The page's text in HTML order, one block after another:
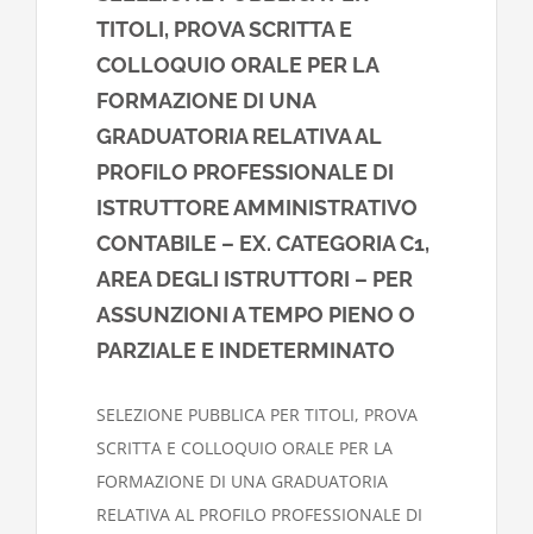
TITOLI, PROVA SCRITTA E
COLLOQUIO ORALE PER LA
FORMAZIONE DI UNA
GRADUATORIA RELATIVA AL
PROFILO PROFESSIONALE DI
ISTRUTTORE AMMINISTRATIVO
CONTABILE – EX. CATEGORIA C1,
AREA DEGLI ISTRUTTORI – PER
ASSUNZIONI A TEMPO PIENO O
PARZIALE E INDETERMINATO
SELEZIONE PUBBLICA PER TITOLI, PROVA
SCRITTA E COLLOQUIO ORALE PER LA
FORMAZIONE DI UNA GRADUATORIA
RELATIVA AL PROFILO PROFESSIONALE DI